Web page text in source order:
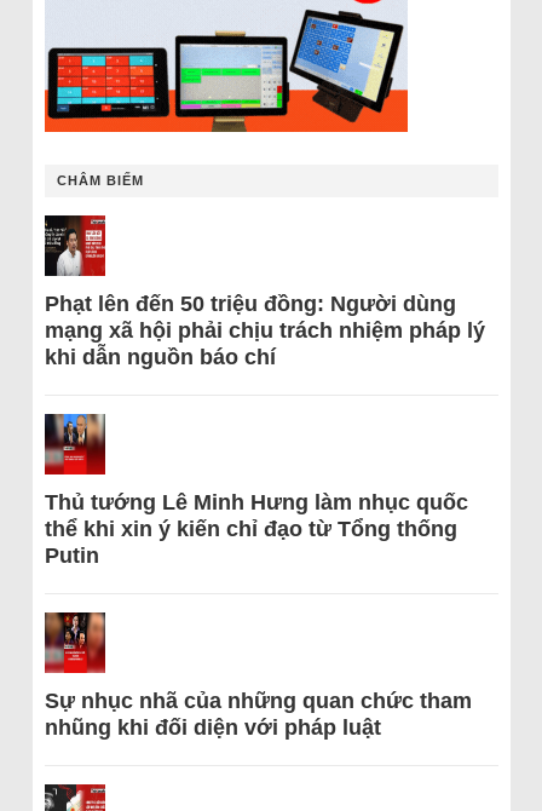
CHÂM BIẾM
Phạt lên đến 50 triệu đồng: Người dùng
mạng xã hội phải chịu trách nhiệm pháp lý
khi dẫn nguồn báo chí
Thủ tướng Lê Minh Hưng làm nhục quốc
thể khi xin ý kiến chỉ đạo từ Tổng thống
Putin
Sự nhục nhã của những quan chức tham
nhũng khi đối diện với pháp luật